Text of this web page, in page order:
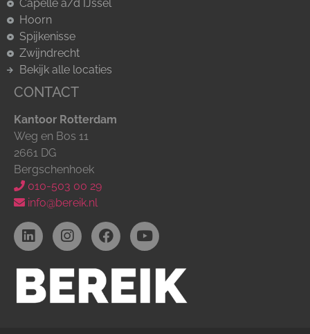
Capelle a/d IJssel
Hoorn
Spijkenisse
Zwijndrecht
Bekijk alle locaties
CONTACT
Kantoor Rotterdam
Weg en Bos 11
2661 DG
Bergschenhoek
010-503 00 29
info@bereik.nl